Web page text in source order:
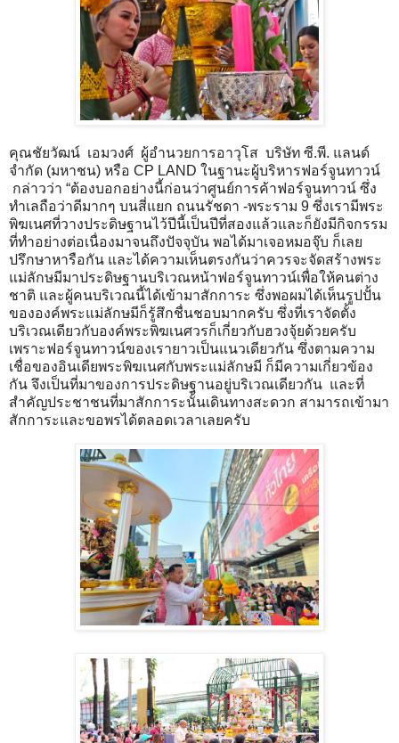
คุณชัยวัฒน์ เอมวงศ์ ผู้อำนวยการอาวุโส บริษัท ซี.พี. แลนด์
จำกัด (มหาชน) หรือ CP LAND ในฐานะผู้บริหารฟอร์จูนทาวน์
กล่าวว่า “ต้องบอกอย่างนี้ก่อนว่าศูนย์การค้าฟอร์จูนทาวน์ ซึ่ง
ทำเลถือว่าดีมากๆ บนสี่แยก ถนนรัชดา -พระราม 9 ซึ่งเรามีพระ
พิฆเนศที่วางประดิษฐานไว้ปีนี้เป็นปีที่สองแล้วและก็ยังมีกิจกรรม
ที่ทำอย่างต่อเนื่องมาจนถึงปัจจุบัน พอได้มาเจอหมอจุ๊บ ก็เลย
ปรึกษาหารือกัน และได้ความเห็นตรงกันว่าควรจะจัดสร้างพระ
แม่ลักษมีมาประดิษฐานบริเวณหน้าฟอร์จูนทาวน์เพื่อให้คนต่าง
ชาติ และผู้คนบริเวณนี้ได้เข้ามาสักการะ ซึ่งพอผมได้เห็นรูปปั้น
ขององค์พระแม่ลักษมีก็รู้สึกชื่นชอบมากครับ ซึ่งที่เราจัดตั้ง
บริเวณเดียวกับองค์พระพิฆเนศวรก็เกี่ยวกับฮวงจุ้ยด้วยครับ
เพราะฟอร์จูนทาวน์ของเรายาวเป็นแนวเดียวกัน ซึ่งตามความ
เชื่อของอินเดียพระพิฆเนศกับพระแม่ลักษมี ก็มีความเกี่ยวข้อง
กัน จึงเป็นที่มาของการประดิษฐานอยู่บริเวณเดียวกัน และที่
สำคัญประชาชนที่มาสักการะนั้นเดินทางสะดวก สามารถเข้ามา
สักการะและขอพรได้ตลอดเวลาเลยครับ